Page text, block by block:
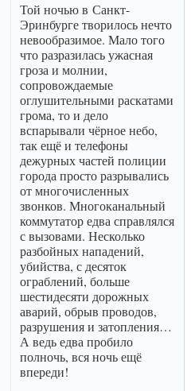
Той ночью в Санкт-
Эринбурге творилось нечто
невообразимое. Мало того
что разразилась ужасная
гроза и молнии,
сопровождаемые
оглушительными раскатами
грома, то и дело
вспарывали чёрное небо,
так ещё и телефоны
дежурных частей полиции
города просто разрывались
от многочисленных
звонков. Многоканальный
коммутатор едва справлялся
с вызовами. Несколько
разбойных нападений,
убийства, с десяток
ограблений, больше
шестидесяти дорожных
аварий, обрыв проводов,
разрушения и затопления…
А ведь едва пробило
полночь, вся ночь ещё
впереди!